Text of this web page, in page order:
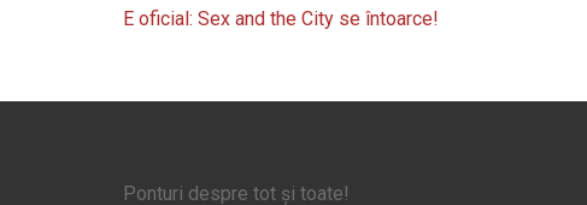
Navigare
E oficial: Sex and the City se întoarce!
Ponturi despre tot și toate!